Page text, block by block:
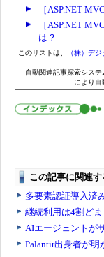
［ASP.NET
［ASP.NET
は？
このリストは、 （株）デ
自動関連記事探索システ
により自